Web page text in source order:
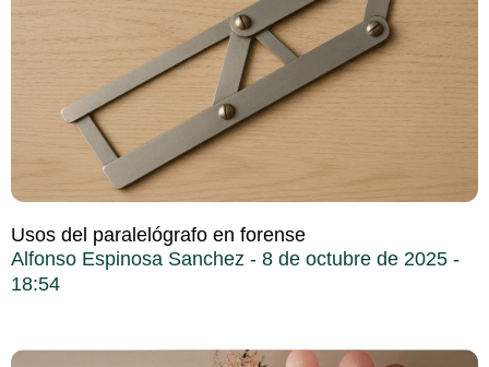
Usos del paralelógrafo en forense
Alfonso Espinosa Sanchez
8 de octubre de 2025
18:54